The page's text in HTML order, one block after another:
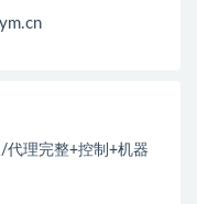
代理完整+控制+机器